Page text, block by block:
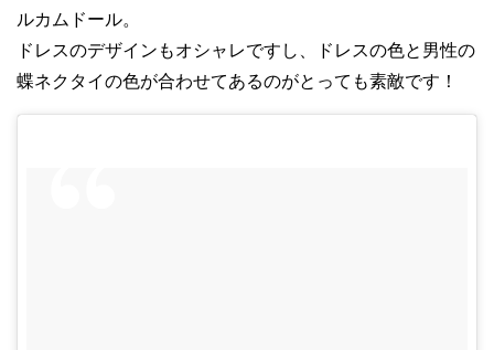
ルカムドール。
ドレスのデザインもオシャレですし、ドレスの色と男性の
蝶ネクタイの色が合わせてあるのがとっても素敵です！